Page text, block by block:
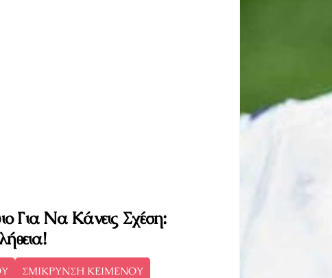
Για Να Κάνεις Σχέση:
ΣΜΙΚΡΥΝΣΗ ΚΕΙΜΕΝΟΥ